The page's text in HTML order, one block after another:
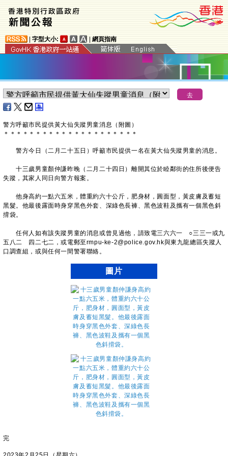
字型大小: 網頁指南
警方呼籲市民提供黃大仙失蹤男童消息（附圖）
＊ ＊ ＊ ＊ ＊ ＊ ＊ ＊ ＊ ＊ ＊ ＊ ＊ ＊ ＊ ＊ ＊ ＊ ＊ ＊ ＊
警方今日（二月二十五日）呼籲市民提供一名在黃大仙失蹤男童的消息。
十三歲男童顏仲謙昨晚（二月二十四日）離開其位於睦鄰街的住所後便告
失蹤，其家人同日向警方報案。
他身高約一點六五米，體重約六十公斤，肥身材，圓面型，黃皮膚及蓄短
黑髮。他最後露面時身穿黑色外套、深綠色長褲、黑色波鞋及攜有一個黑色斜
揹袋。
任何人如有該失蹤男童的消息或曾見過他，請致電三六六一 ○三三一或九
五八二 四二七二，或電郵至rmpu-ke-2@police.gov.hk與東九龍總區失蹤人
口調查組，或與任何一間警署聯絡。
圖片
完